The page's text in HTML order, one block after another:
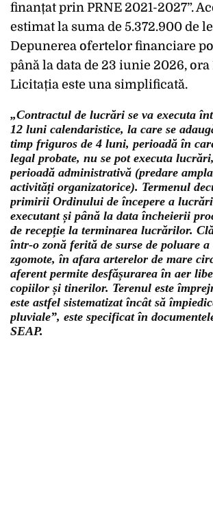
finanțat prin PRNE 2021-2027”.
estimat la suma de 5.372.900 de
Depunerea ofertelor financiare
până la data de 23 iunie 2026, ora
Licitația este una simplificată.
„Contractul de lucrări se va executa
12 luni calendaristice, la care se
timp friguros de 4 luni, perioadă în
legal probate, nu se pot executa
perioadă administrativă (predare
activități organizatorice). Termenul
primirii Ordinului de începere a
executant și până la data încheierii
de recepție la terminarea lucrărilor.
într-o zonă ferită de surse de poluare a
zgomote, în afara arterelor de mare
aferent permite desfășurarea în aer
copiilor și tinerilor. Terenul este
este astfel sistematizat încât să
pluviale”, este specificat în
SEAP.